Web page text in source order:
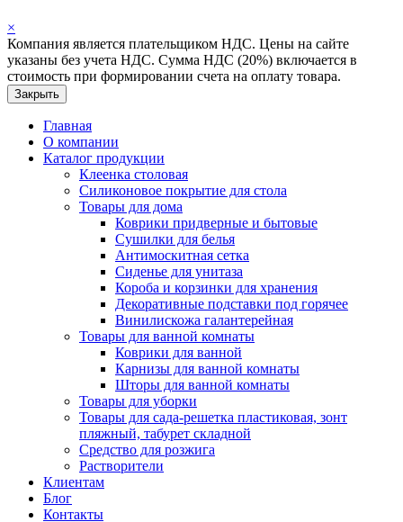
×
Компания является плательщиком НДС. Цены на сайте
указаны без учета НДС. Сумма НДС (20%) включается в
стоимость при формировании счета на оплату товара.
Закрыть
Главная
О компании
Каталог продукции
Клеенка столовая
Силиконовое покрытие для стола
Товары для дома
Коврики придверные и бытовые
Сушилки для белья
Антимоскитная сетка
Сиденье для унитаза
Короба и корзинки для хранения
Декоративные подставки под горячее
Винилискожа галантерейная
Товары для ванной комнаты
Коврики для ванной
Карнизы для ванной комнаты
Шторы для ванной комнаты
Товары для уборки
Товары для сада-решетка пластиковая, зонт
пляжный, табурет складной
Средство для розжига
Растворители
Клиентам
Блог
Контакты